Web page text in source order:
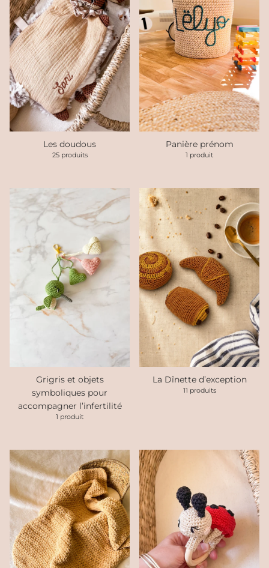
Les doudous
25 produits
Panière prénom
1 produit
Grigris et objets
symboliques pour
accompagner l’infertilité
1 produit
La Dînette d’exception
11 produits